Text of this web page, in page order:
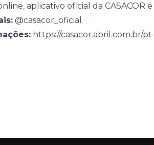
aplicativo oficial da CASACOR
@casacor_oficial
https://casacor.abril.com.br/